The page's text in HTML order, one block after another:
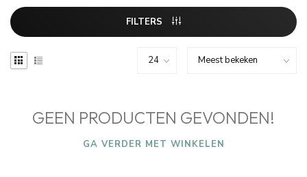
FILTERS
GEEN PRODUCTEN GEVONDEN!
GA VERDER MET WINKELEN